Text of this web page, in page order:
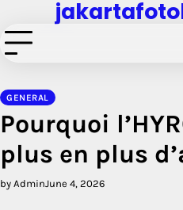
to
content
GENERAL
Pourquoi
plus en plus
by AdminJune 4, 2026